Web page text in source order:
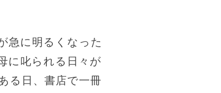
急に明るくなった
に叱られる日々が
る日、書店で一冊